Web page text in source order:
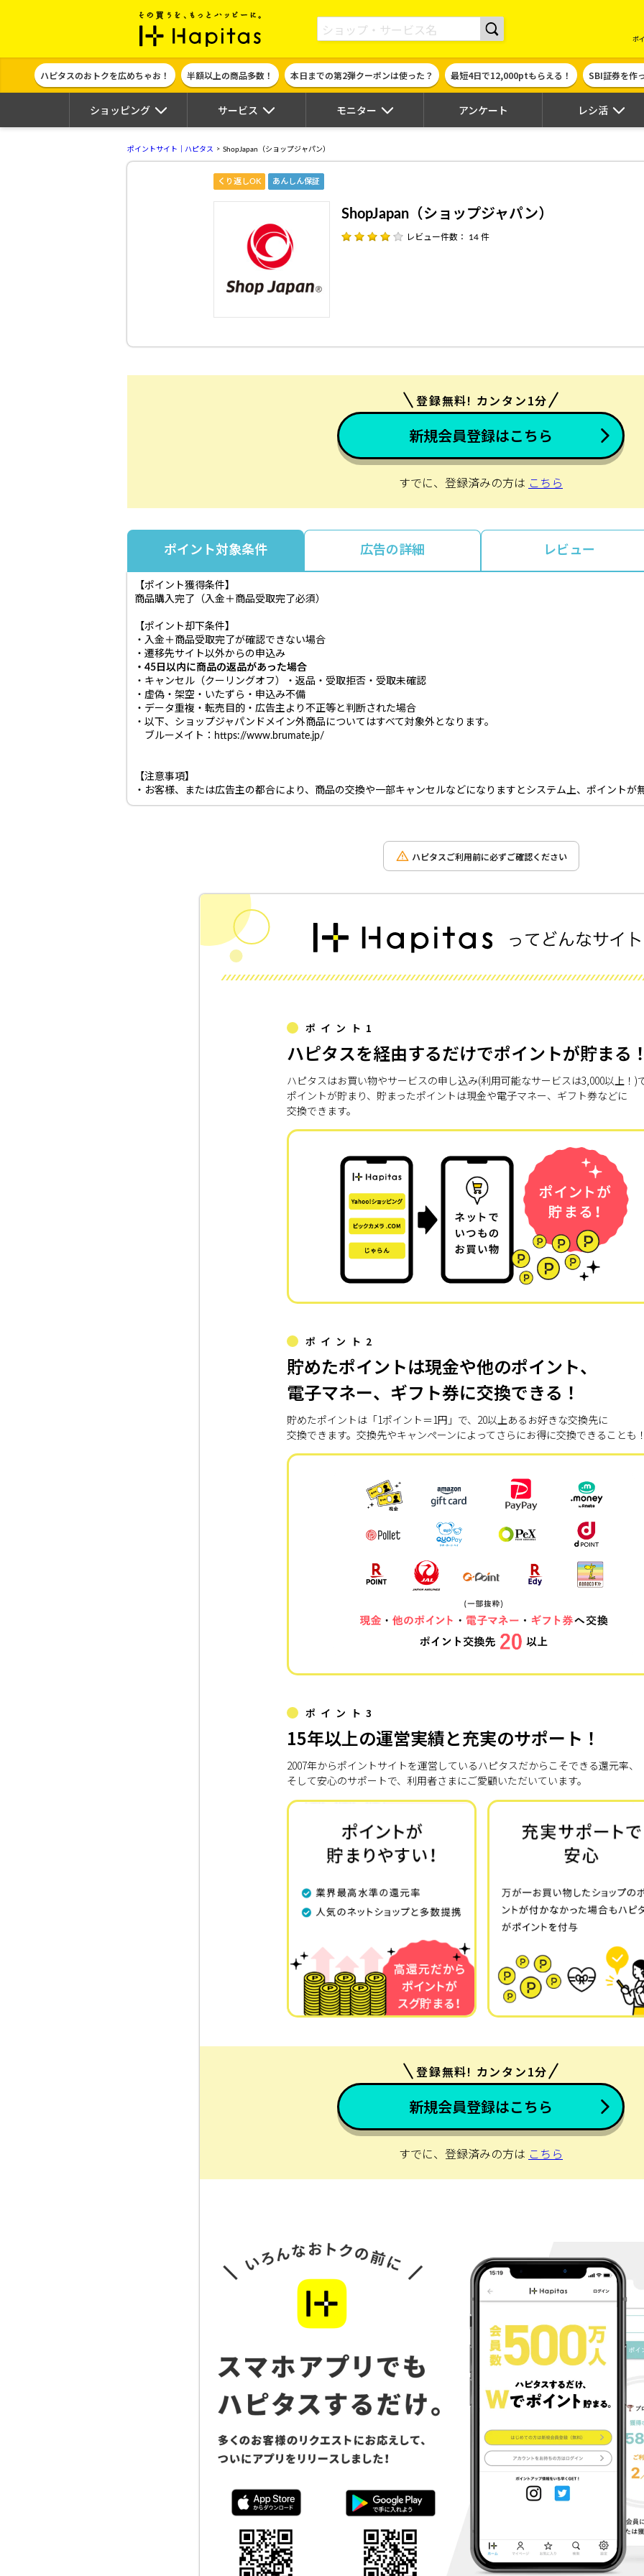
ポイント貯めて現金やギフト券に交換できるポイントサイト | ハピタス
ポ
ハピタスのおトクを広めちゃお！ 半額以上の商品多数！ 本日までの第2弾クーポンは使った？ 最短4日で12,000ptもらえる！ SBI証券を作
ショッピング サービス モニター アンケート レシ活
ポイントサイト｜ハピタス ShopJapan（ショップジャパン）
くり返しOK あんしん保証
ShopJapan（ショップジャパン）
レビュー件数： 14 件
登録無料! カンタン1分
新規会員登録はこちら
すでに、登録済みの方は こちら
ポイント対象条件 広告の詳細 レビュー
【ポイント獲得条件】
商品購入完了（入金＋商品受取完了必須）
【ポイント却下条件】
・入金＋商品受取完了が確認できない場合
・遷移先サイト以外からの申込み
・45日以内に商品の返品があった場合
・キャンセル（クーリングオフ）・返品・受取拒否・受取未確認
・虚偽・架空・いたずら・申込み不備
・データ重複・転売目的・広告主より不正等と判断された場合
・以下、ショップジャパンドメイン外商品についてはすべて対象外となります。
ブルーメイト：https://www.brumate.jp/
【注意事項】
・お客様、または広告主の都合により、商品の交換や一部キャンセルなどになりますとシステム上、ポイントが
ハピタスご利用前に必ずご確認ください
ポイント1
ハピタスを経由するだけでポイントが貯まる
ハピタスはお買い物やサービスの申し込み(利用可能なサービスは3,000以上！)
ポイントが貯まり、貯まったポイントは現金や電子マネー、ギフト券などに
交換できます。
ポイント2
貯めたポイントは現金や他のポイント、
電子マネー、ギフト券に交換できる！
貯めたポイントは「1ポイント＝1円」で、20以上あるお好きな交換先に
交換できます。交換先やキャンペーンによってさらにお得に交換できることも
ポイント3
15年以上の運営実績と充実のサポート！
2007年からポイントサイトを運営しているハピタスだからこそできる還元率、
そして安心のサポートで、利用者さまにご愛顧いただいています。
登録無料! カンタン1分
新規会員登録はこちら
すでに、登録済みの方は こちら